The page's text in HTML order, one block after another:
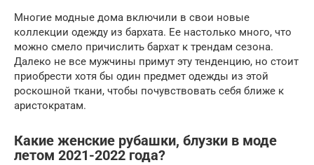
Многие модные дома включили в свои новые
коллекции одежду из бархата. Ее настолько много, что
можно смело причислить бархат к трендам сезона.
Далеко не все мужчины примут эту тенденцию, но стоит
приобрести хотя бы один предмет одежды из этой
роскошной ткани, чтобы почувствовать себя ближе к
аристократам.
Какие женские рубашки, блузки в моде
летом 2021-2022 года?